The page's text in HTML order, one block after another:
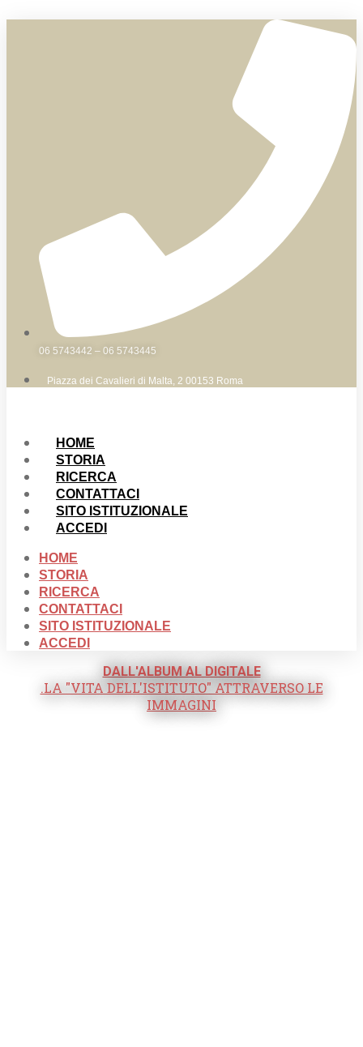
06 5743442 – 06 5743445
Piazza dei Cavalieri di Malta, 2 00153 Roma
HOME
STORIA
RICERCA
CONTATTACI
SITO ISTITUZIONALE
ACCEDI
HOME
STORIA
RICERCA
CONTATTACI
SITO ISTITUZIONALE
ACCEDI
DALL'ALBUM AL DIGITALE
.LA "VITA DELL'ISTITUTO" ATTRAVERSO LE
IMMAGINI